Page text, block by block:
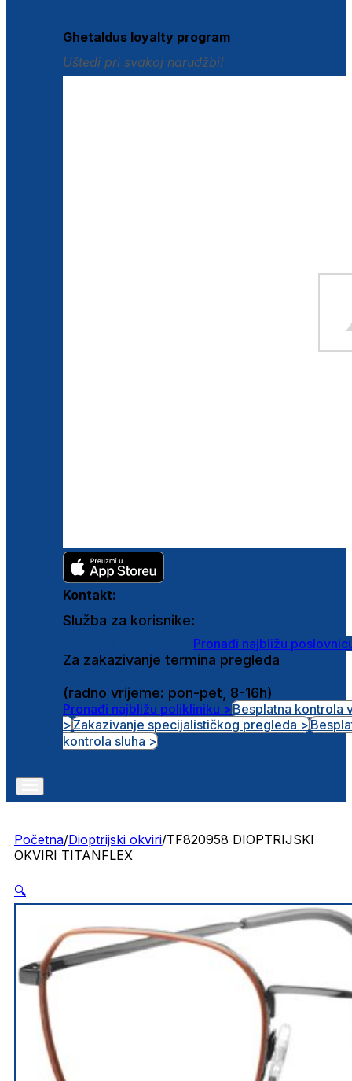
Ghetaldus loyalty program
Uštedi pri svakoj narudžbi!
Kontakt:
Služba za korisnike:
Pronađi najbližu
Za zakazivanje termina pregleda
(radno vrijeme: pon-pet, 8-16h)
Pronađi najbližu polikliniku >Besplatna kontrola
>Zakazivanje specijalističkog pregleda >
kontrola sluha >
Početna/Dioptrijski okviri/TF820958 DIOPTRIJSKI
OKVIRI TITANFLEX
🔍